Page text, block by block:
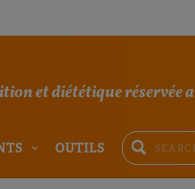
et diététique réservée
OUTILS